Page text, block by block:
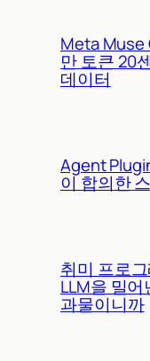
Meta Muse
만 토큰 20
데이터
Agent
이 합의한
취미 프로
LLM을 밀
과물이니까